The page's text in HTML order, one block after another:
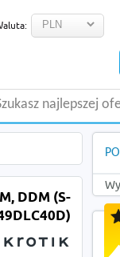
najlepszej
DDM (S-